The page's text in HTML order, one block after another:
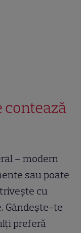
contează
– modern
sau poate
cu
Gândește-te
preferă